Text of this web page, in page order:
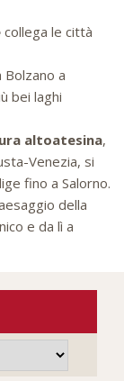
collega le città
Bolzano a
bei laghi
altoatesina,
Venezia, si
fino a Salorno.
della
e da lì a